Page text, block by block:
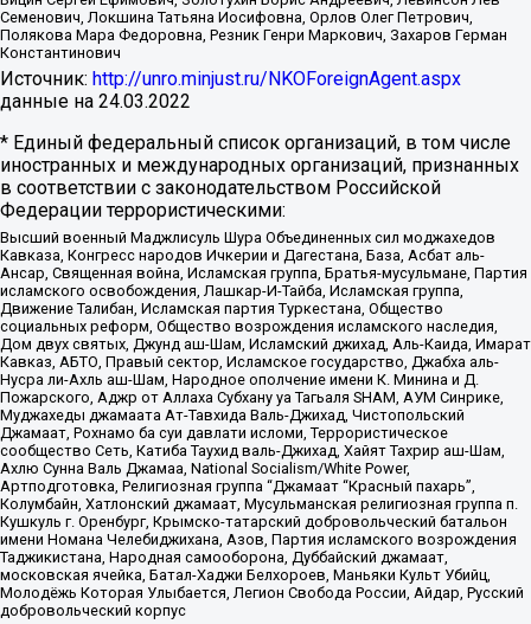
Семенович, Локшина Татьяна Иосифовна, Орлов Олег Петрович,
Полякова Мара Федоровна, Резник Генри Маркович, Захаров Герман
Константинович
Источник: http://unro.minjust.ru/NKOForeignAgent.aspx
данные на 24.03.2022
* Единый федеральный список организаций, в том числе
иностранных и международных организаций, признанных
в соответствии с законодательством Российской
Федерации террористическими:
Высший военный Маджлисуль Шура Объединенных сил моджахедов
Кавказа, Конгресс народов Ичкерии и Дагестана, База, Асбат аль-
Ансар, Священная война, Исламская группа, Братья-мусульмане, Партия
исламского освобождения, Лашкар-И-Тайба, Исламская группа,
Движение Талибан, Исламская партия Туркестана, Общество
социальных реформ, Общество возрождения исламского наследия,
Дом двух святых, Джунд аш-Шам, Исламский джихад, Аль-Каида, Имарат
Кавказ, АБТО, Правый сектор, Исламское государство, Джабха аль-
Нусра ли-Ахль аш-Шам, Народное ополчение имени К. Минина и Д.
Пожарского, Аджр от Аллаха Субхану уа Тагьаля SHAM, АУМ Синрике,
Муджахеды джамаата Ат-Тавхида Валь-Джихад, Чистопольский
Джамаат, Рохнамо ба суи давлати исломи, Террористическое
сообщество Сеть, Катиба Таухид валь-Джихад, Хайят Тахрир аш-Шам,
Ахлю Сунна Валь Джамаа, National Socialism/White Power,
Артподготовка, Религиозная группа “Джамаат “Красный пахарь”,
Колумбайн, Хатлонский джамаат, Мусульманская религиозная группа п.
Кушкуль г. Оренбург, Крымско-татарский добровольческий батальон
имени Номана Челебиджихана, Азов, Партия исламского возрождения
Таджикистана, Народная самооборона, Дуббайский джамаат,
московская ячейка, Батал-Хаджи Белхороев, Маньяки Культ Убийц,
Молодёжь Которая Улыбается, Легион Свобода России, Айдар, Русский
добровольческий корпус